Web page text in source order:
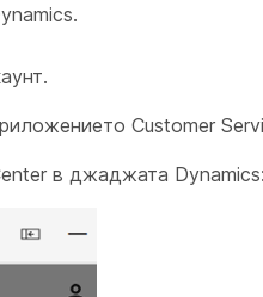
Customer
в джаджата Dynamics: